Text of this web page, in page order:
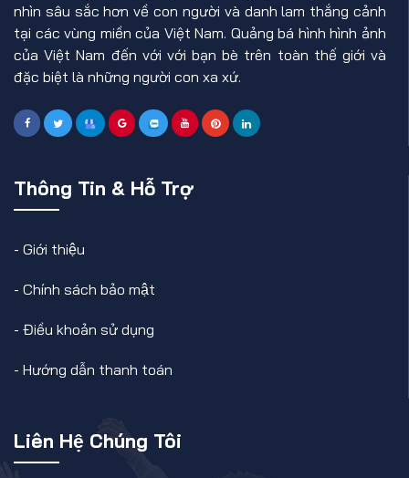
nhìn sâu sắc hơn về con người và danh lam thắng cảnh
tại các vùng miền của Việt Nam. Quảng bá hình hình ảnh
của Việt Nam đến với với bạn bè trên toàn thế giới và
đặc biệt là những người con xa xứ.
Thông Tin & Hỗ Trợ
- Giới thiệu
- Chính sách bảo mật
- Điều khoản sử dụng
- Hướng dẫn thanh toán
Liên Hệ Chúng Tôi